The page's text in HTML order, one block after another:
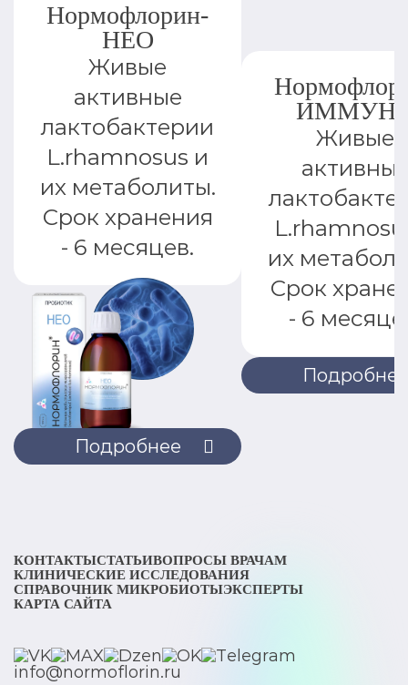
Подробнее
Нормофлорин-
НЕО
Живые
активные
лактобактерии
L.rhamnosus и
их метаболиты.
Срок хранения
- 6 месяцев.
Подробнее
Живые
их
Срок
- 6
КОНТАКТЫСТАТЬИВОПРОСЫ ВРАЧАМ
КЛИНИЧЕСКИЕ ИССЛЕДОВАНИЯ
СПРАВОЧНИК МИКРОБИОТЫЭКСПЕРТЫ
КАРТА САЙТА
info@normoflorin.ru